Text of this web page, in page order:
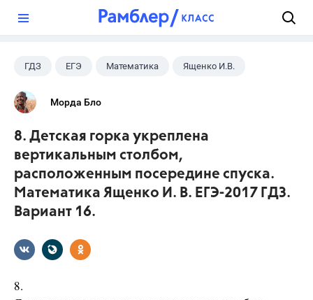
ГДЗ ЕГЭ Математика Ященко И.В.
Морда Бло
8. Детская горка укреплена
вертикальным столбом,
расположенным посередине спуска.
Математика Ященко И. В. ЕГЭ-2017 ГДЗ.
Вариант 16.
8.